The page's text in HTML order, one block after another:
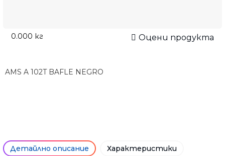
0.000 кг Оцени продукта
AMS A 102T BAFLE NEGRO
Детайлно описание Характеристики